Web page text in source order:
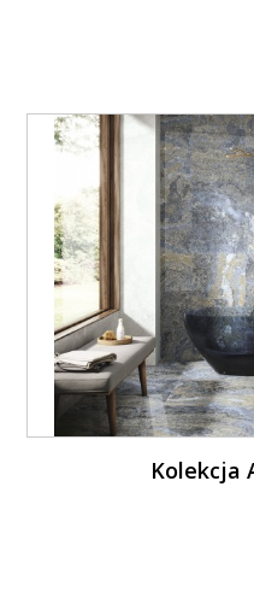
Kolekcja